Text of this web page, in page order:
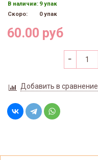
В наличии: 9 упак
Скоро:
0 упак
60.00 руб
Добавить в сравнение